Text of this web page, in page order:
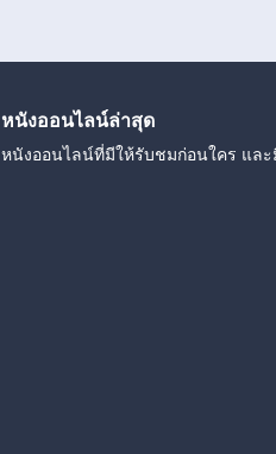
หนังออนไลน์ล่าสุด
หนังออนไลน์ที่มีให้รับชมก่อนใคร และ